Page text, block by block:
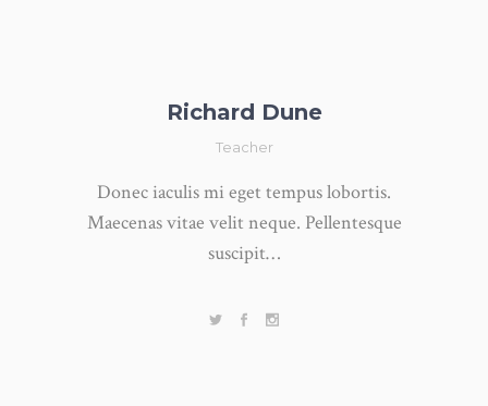
Richard Dune
Teacher
Donec iaculis mi eget tempus lobortis.
Maecenas vitae velit neque. Pellentesque
suscipit…